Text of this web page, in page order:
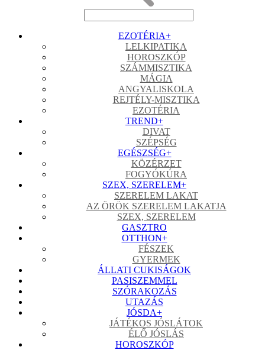
EZOTÉRIA+
LELKIPATIKA
HOROSZKÓP
SZÁMMISZTIKA
MÁGIA
ANGYALISKOLA
REJTÉLY-MISZTIKA
EZOTÉRIA
TREND+
DIVAT
SZÉPSÉG
EGÉSZSÉG+
KÖZÉRZET
FOGYÓKÚRA
SZEX, SZERELEM+
SZERELEM LAKAT
AZ ÖRÖK SZERELEM LAKATJA
SZEX, SZERELEM
GASZTRO
OTTHON+
FÉSZEK
GYERMEK
ÁLLATI CUKISÁGOK
PASISZEMMEL
SZÓRAKOZÁS
UTAZÁS
JÓSDA+
JÁTÉKOS JÓSLÁTOK
ÉLŐ JÓSLÁS
HOROSZKÓP